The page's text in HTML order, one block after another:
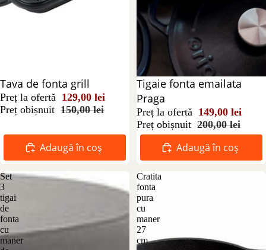
Reducere 14%
Tava de fonta grill
Preț la ofertă 129,00 lei
Preț obișnuit 150,00 lei
Adaugă în coș
Reducere 26%
Tigaie fonta emailata
Praga
Preț la ofertă 149,00 lei
Preț obișnuit 200,00 lei
Adaugă în coș
Set
3
tigai
de
fonta
cu
maner
Cratita
fonta
pura
cu
maner
27
cm